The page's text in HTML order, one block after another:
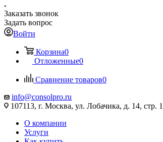
Заказать звонок
Задать вопрос
Войти
Корзина0
Отложенные0
Сравнение товаров0
info@consolpro.ru
107113, г. Москва, ул. Лобачика, д. 14,
О компании
Услуги